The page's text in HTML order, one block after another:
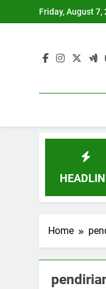
to
Friday, August 7,
Menghasilkan
Home